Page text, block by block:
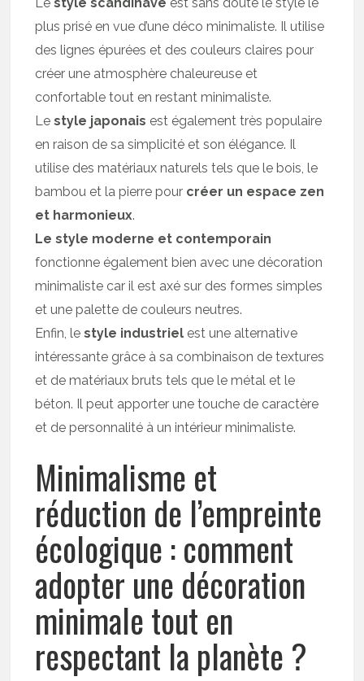
plus prisé en vue d’une déco minimaliste. Il utilise
des lignes épurées et des couleurs claires pour
créer une atmosphère chaleureuse et
confortable tout en restant minimaliste.
Lestyle japonais est également très populaire
en raison de sa simplicité et son élégance. Il
utilise des matériaux naturels tels que le bois, le
bambou et la pierre pour créer un espace zen
et harmonieux.
Le style moderne et contemporain
fonctionne également bien avec une décoration
minimaliste car il est axé sur des formes simples
et une palette de couleurs neutres.
Enfin, le style industriel est une alternative
intéressante grâce à sa combinaison de textures
et de matériaux bruts tels que le métal et le
béton. Il peut apporter une touche de caractère
et de personnalité à un intérieur minimaliste.
Minimalisme et
réduction de l’empreinte
écologique : comment
adopter une décoration
minimale tout en
respectant la planète ?